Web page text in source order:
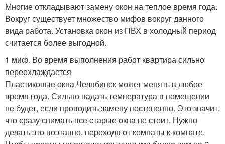
Многие откладывают замену окон на теплое время года.
Вокруг существует множество мифов вокруг данного
вида работа. Установка окон из ПВХ в холодный период
считается более выгодной.
1 миф. Во время выполнения работ квартира сильно
переохлаждается
Пластиковые окна Челябинск может менять в любое
время года. Сильно падать температура в помещении
не будет, если проводить замену постепенно. Это значит,
что сразу снимать все старые окна не стоит. Нужно
делать это поэтапно, переходя от комнаты к комнате.